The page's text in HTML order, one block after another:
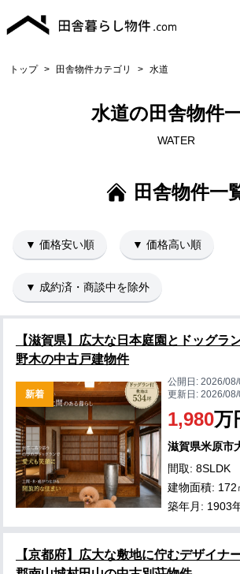
トップ > 田舎物件カテゴリ > 水道
水道の田舎物件
WATER
田舎物件一
▼ 価格安い順 ▼ 価格高い順
▼ 成約済・商談中を除外
【滋賀県】広大な日本庭園とドッグラ
野木の中古戸建物件
新着
公開日:2026/08/
更新日:2026/08/
1,980万
滋賀県米原市
間取: 8SLDK
建物面積: 172
築年月: 1903
【京都府】広大な敷地に佇むデザイナ